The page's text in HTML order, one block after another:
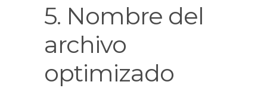
5. Nombre del
archivo
optimizado